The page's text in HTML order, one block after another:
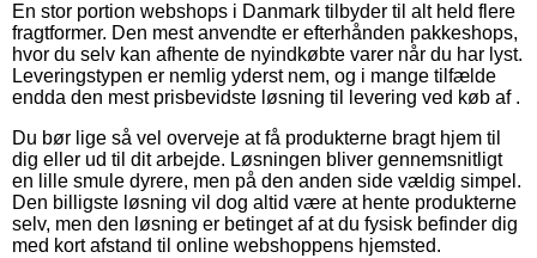
En stor portion webshops i Danmark tilbyder til alt held flere
fragtformer. Den mest anvendte er efterhånden pakkeshops,
hvor du selv kan afhente de nyindkøbte varer når du har lyst.
Leveringstypen er nemlig yderst nem, og i mange tilfælde
endda den mest prisbevidste løsning til levering ved køb af .
Du bør lige så vel overveje at få produkterne bragt hjem til
dig eller ud til dit arbejde. Løsningen bliver gennemsnitligt
en lille smule dyrere, men på den anden side vældig simpel.
Den billigste løsning vil dog altid være at hente produkterne
selv, men den løsning er betinget af at du fysisk befinder dig
med kort afstand til online webshoppens hjemsted.